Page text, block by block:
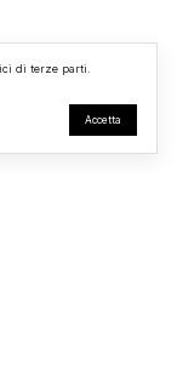
di terze parti.
Accetta